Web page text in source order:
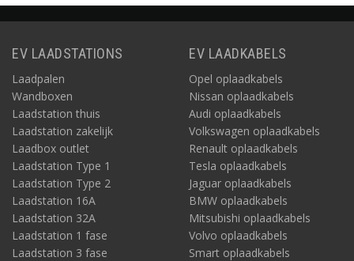
EV LAADSTATIONS
Laadpalen
Wandboxen
Laadstation thuis
Laadstation zakelijk
Laadbox outlet
Laadstation Type 1
Laadstation Type 2
Laadstation 16A
Laadstation 32A
Laadstation 1 fase
Laadstation 3 fase
EV LAADKABELS
Opel oplaadkabels
Nissan oplaadkabels
Audi oplaadkabels
Volkswagen oplaadkabels
Renault oplaadkabels
Tesla oplaadkabels
Jaguar oplaadkabels
BMW oplaadkabels
Mitsubishi oplaadkabels
Volvo oplaadkabels
Smart oplaadkabels